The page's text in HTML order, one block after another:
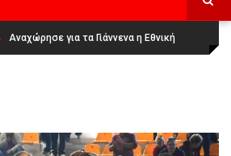
Πάνθηρες Καβάλας στην Women
League 1
Αναχώρησε για τα Γιάννενα η Εθνική
Γυναικών: